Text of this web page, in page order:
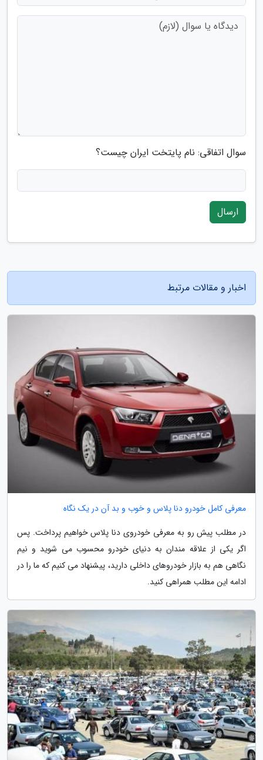
سوال اتفاقی: نام پایتخت ایران چیست؟
ارسال
اخبار و مقالات مرتبط
معرفی کامل خودرو دنا پلاس و خوب و بد آن در یک نگاه
در مطلب پیش رو به معرفی خودروی دنا پلاس خواهیم پرداخت. پس
اگر یکی از علاقه مندان به دنیای خودرو محسوب می شوید و نیم
نگاهی هم به بازار خودروهای داخلی دارید، پیشنهاد می کنیم که ما را در
ادامه این مطلب همراهی کنید.